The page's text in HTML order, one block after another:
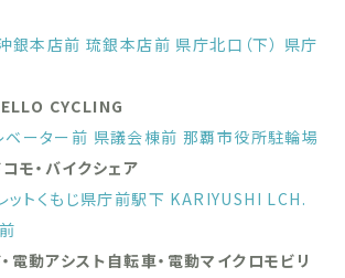
銀本店前 琉銀本店前 県庁北口（下） 県庁
CYCLING
ーター前 県議会棟前 那覇市役所駐輪場
モ・バイクシェア
ットくもじ県庁前駅下 KARIYUSHI LCH.
電動アシスト自転車・電動マイクロモビリ